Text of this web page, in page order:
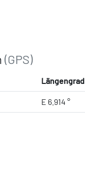
(GPS)
Längengrad
E 6.914 °